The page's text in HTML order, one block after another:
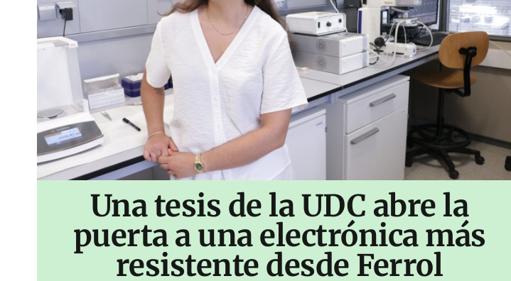
Una tesis de la UDC abre la
puerta a una electrónica más
resistente desde Ferrol